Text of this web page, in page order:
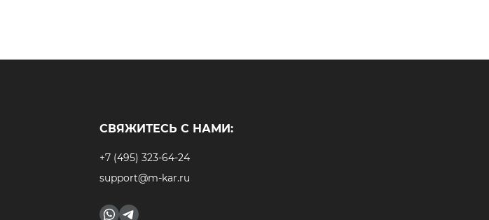
СВЯЖИТЕСЬ С НАМИ:
+7 (495) 323-64-24
support@m-kar.ru